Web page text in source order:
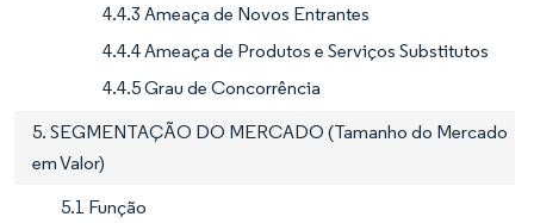
4.4.3 Ameaça de Novos Entrantes
4.4.4 Ameaça de Produtos e Serviços Substitutos
4.4.5 Grau de Concorrência
5. SEGMENTAÇÃO DO MERCADO (Tamanho do Mercado
em Valor)
5.1 Função